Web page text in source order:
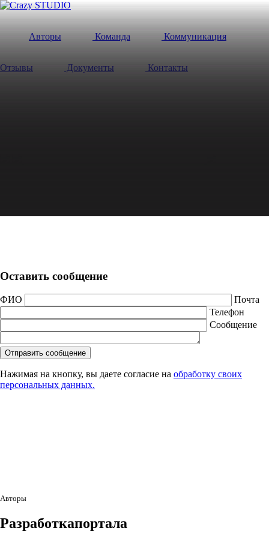
Авторы Команда Коммуникация
Отзывы Документы Контакты
Оставить сообщение
ФИО
Почта
Телефон
Сообщение
Нажимая на кнопку, вы даете согласие на обработку своих
персональных данных.
Авторы
Разработкапортала